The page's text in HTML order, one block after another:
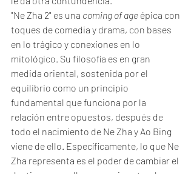
"Ne Zha 2" es una coming of age épica con
toques de comedia y drama, con bases
en lo trágico y conexiones en lo
mitológico. Su filosofía es en gran
medida oriental, sostenida por el
equilibrio como un principio
fundamental que funciona por la
relación entre opuestos, después de
todo el nacimiento de Ne Zha y Ao Bing
viene de ello. Específicamente, lo que Ne
Zha representa es el poder de cambiar el